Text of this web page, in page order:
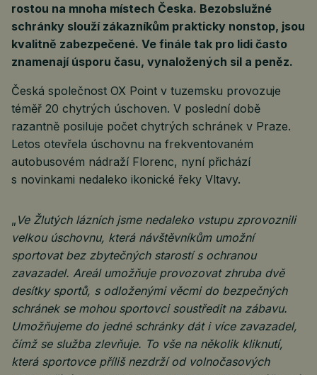
rostou na mnoha místech Česka. Bezobslužné
schránky slouží zákazníkům prakticky nonstop, jsou
kvalitně zabezpečené. Ve finále tak pro lidi často
znamenají úsporu času, vynaložených sil a peněz.
Česká společnost OX Point v tuzemsku provozuje
téměř 20 chytrých úschoven. V poslední době
razantně posiluje počet chytrých schránek v Praze.
Letos otevřela úschovnu na frekventovaném
autobusovém nádraží Florenc, nyní přichází
s novinkami nedaleko ikonické řeky Vltavy.
„ Ve Žlutých lázních jsme nedaleko vstupu zprovoznili
velkou úschovnu, která návštěvníkům umožní
sportovat bez zbytečných starostí s ochranou
zavazadel. Areál umožňuje provozovat zhruba dvě
desítky sportů, s odloženými věcmi do bezpečných
schránek se mohou sportovci soustředit na zábavu.
Umožňujeme do jedné schránky dát i více zavazadel,
čímž se služba zlevňuje. To vše na několik kliknutí,
která sportovce příliš nezdrží od volnočasových